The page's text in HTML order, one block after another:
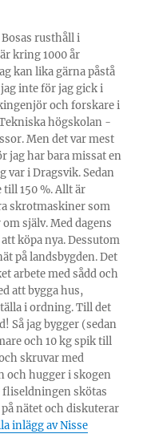
Bosas rusthåll i
kring 1000 år
kan lika gärna påstå
inte för jag gick i
och forskare i
högskolan -
Men det var mest
jag har bara missat en
var i Dragsvik. Sedan
till 150 %. Allt är
skrotmaskiner som
själv. Med dagens
köpa nya. Dessutom
på landsbygden. Det
arbete med sådd och
att bygga hus,
i ordning. Till det
Så jag bygger (sedan
och 10 kg spik till
skruvar med
och hugger i skogen
fliseldningen skötas
nätet och diskuterar
inlägg av Nisse